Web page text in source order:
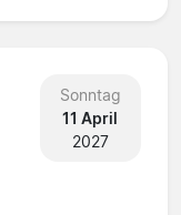
Sonntag
11 April
2027